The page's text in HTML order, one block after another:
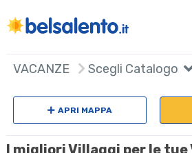
VACANZE Scegli Catalogo
APRI MAPPA
I migliori Villaggi per le tue
+